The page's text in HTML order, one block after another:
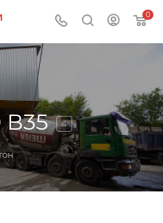
0
В35 4